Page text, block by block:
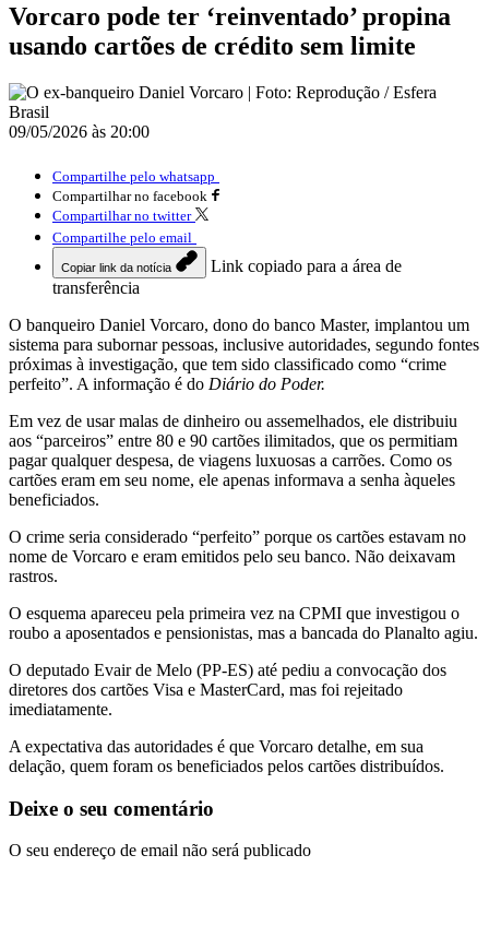
Vorcaro pode ter ‘reinventado’ propina
usando cartões de crédito sem limite
09/05/2026 às 20:00
Compartilhe pelo whatsapp
Compartilhar no facebook
Compartilhar no twitter
Compartilhe pelo email
Copiar link da notícia
Link copiado para a área de
transferência
O banqueiro Daniel Vorcaro, dono do banco Master, implantou um
sistema para subornar pessoas, inclusive autoridades, segundo fontes
próximas à investigação, que tem sido classificado como “crime
perfeito”. A informação é do Diário do Poder.
Em vez de usar malas de dinheiro ou assemelhados, ele distribuiu
aos “parceiros” entre 80 e 90 cartões ilimitados, que os permitiam
pagar qualquer despesa, de viagens luxuosas a carrões. Como os
cartões eram em seu nome, ele apenas informava a senha àqueles
beneficiados.
O crime seria considerado “perfeito” porque os cartões estavam no
nome de Vorcaro e eram emitidos pelo seu banco. Não deixavam
rastros.
O esquema apareceu pela primeira vez na CPMI que investigou o
roubo a aposentados e pensionistas, mas a bancada do Planalto agiu.
O deputado Evair de Melo (PP-ES) até pediu a convocação dos
diretores dos cartões Visa e MasterCard, mas foi rejeitado
imediatamente.
A expectativa das autoridades é que Vorcaro detalhe, em sua
delação, quem foram os beneficiados pelos cartões distribuídos.
Deixe o seu comentário
O seu endereço de email não será publicado